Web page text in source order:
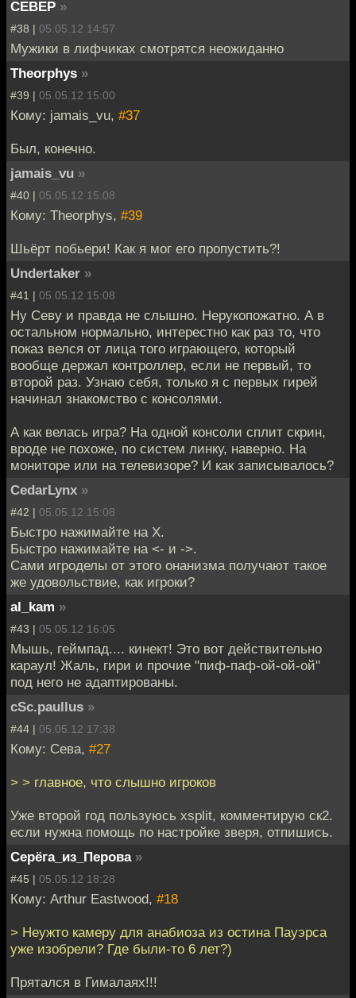
CEBEP »
#38 | 05.05.12 14:57
Мужики в лифчиках смотрятся неожиданно
Theorphys »
#39 | 05.05.12 15:00
Кому: jamais_vu, #37
Был, конечно.
jamais_vu »
#40 | 05.05.12 15:08
Кому: Theorphys, #39
Шьёрт побьери! Как я мог его пропустить?!
Undertaker »
#41 | 05.05.12 15:08
Ну Севу и правда не слышно. Нерукопожатно. А в
остальном нормально, интерестно как раз то, что
показ велся от лица того играющего, который
вообще держал контроллер, если не первый, то
второй раз. Узнаю себя, только я с первых гирей
начинал знакомство с консолями.
А как велась игра? На одной консоли сплит скрин,
вроде не похоже, по систем линку, наверно. На
мониторе или на телевизоре? И как записывалось?
CedarLynx »
#42 | 05.05.12 15:08
Быстро нажимайте на X.
Быстро нажимайте на <- и ->.
Сами игроделы от этого онанизма получают такое
же удовольствие, как игроки?
al_kam »
#43 | 05.05.12 16:05
Мышь, геймпад.... кинект! Это вот действительно
караул! Жаль, гири и прочие "пиф-паф-ой-ой-ой"
под него не адаптированы.
cSc.paullus »
#44 | 05.05.12 17:38
Кому: Сева, #27
> > главное, что слышно игроков
Уже второй год пользуюсь xsplit, комментирую ск2.
если нужна помощь по настройке зверя, отпишись.
Серёга_из_Перова »
#45 | 05.05.12 18:28
Кому: Arthur Eastwood, #18
> Неужто камеру для анабиоза из остина Пауэрса
уже изобрели? Где были-то 6 лет?)
Прятался в Гималаях!!!